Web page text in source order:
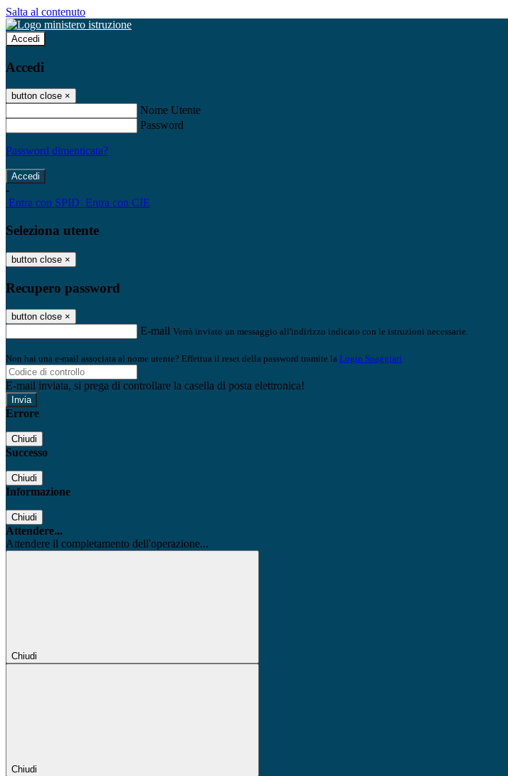
Salta al contenuto
Accedi
Accedi
button close ×
Nome Utente
Password
Password dimenticata?
-
Entra con SPID Entra con CIE
Seleziona utente
button close ×
Recupero password
button close ×
E-mail Verrà inviato un messaggio all'indirizzo indicato con le istruzioni necessarie.
Non hai una e-mail associata al nome utente? Effettua il reset della password tramite la Login Spaggiari
E-mail inviata, si prega di controllare la casella di posta elettronica!
Errore
Chiudi
Successo
Chiudi
Informazione
Chiudi
Attendere...
Attendere il completamento dell'operazione...
Chiudi
Chiudi